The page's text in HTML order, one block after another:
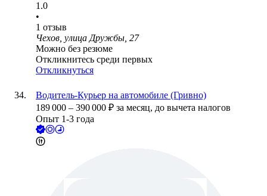
1.0
•
1 отзыв
Чехов, улица Дружбы, 27
Можно без резюме
Откликнитесь среди первых
Откликнуться
Водитель-Курьер на автомобиле (Гривно)
189 000 – 390 000 ₽ за месяц, до вычета налогов
Опыт 1-3 года